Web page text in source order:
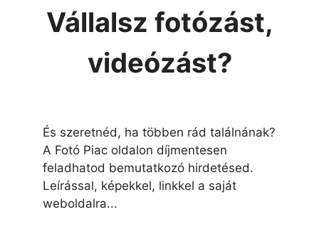
Vállalsz fotózást,
videózást?
És szeretnéd, ha többen rád találnának?
A Fotó Piac oldalon díjmentesen
feladhatod bemutatkozó hirdetésed.
Leírással, képekkel, linkkel a saját
weboldalra...